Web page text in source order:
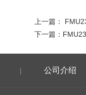
上一篇：
下一篇：
| 公司介绍